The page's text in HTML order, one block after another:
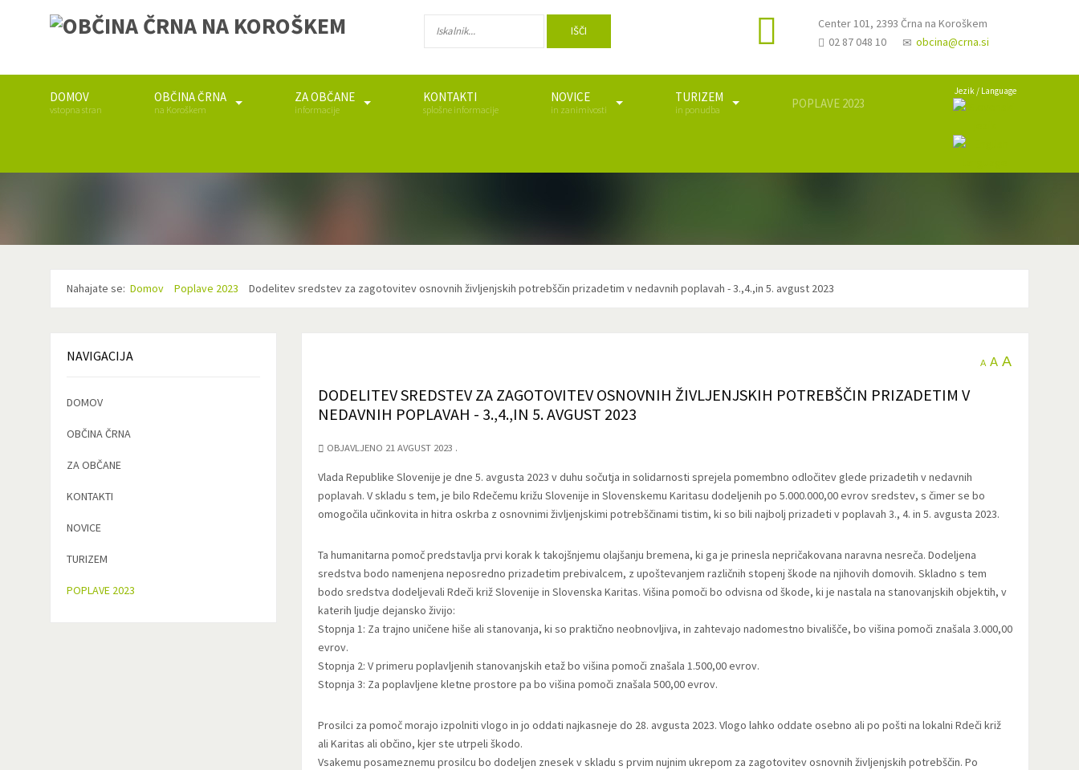
IŠČI
Center 101, 2393 Črna na Koroškem
02 87 048 10
obcina@crna.si
DOMOV
vstopna stran
OBČINA ČRNA
na Koroškem
ZA OBČANE
informacije
KONTAKTI
splošne informacije
NOVICE
in zanimivosti
TURIZEM
in ponudba POPLAVE 2023
Jezik / Language
Nahajate se: Domov Poplave 2023 Dodelitev sredstev za zagotovitev osnovnih življenjskih potrebščin prizadetim v nedavnih poplavah - 3.,4.,in 5. avgust 2023
A A A
DODELITEV SREDSTEV ZA ZAGOTOVITEV OSNOVNIH ŽIVLJENJSKIH POTREBŠČIN PRIZADETIM V
NEDAVNIH POPLAVAH - 3.,4.,IN 5. AVGUST 2023
OBJAVLJENO 21 AVGUST 2023
Vlada Republike Slovenije je dne 5. avgusta 2023 v duhu sočutja in solidarnosti sprejela pomembno odločitev glede prizadetih v nedavnih
poplavah. V skladu s tem, je bilo Rdečemu križu Slovenije in Slovenskemu Karitasu dodeljenih po 5.000.000,00 evrov sredstev, s čimer se bo
omogočila učinkovita in hitra oskrba z osnovnimi življenjskimi potrebščinami tistim, ki so bili najbolj prizadeti v poplavah 3., 4. in 5. avgusta 2023.
Ta humanitarna pomoč predstavlja prvi korak k takojšnjemu olajšanju bremena, ki ga je prinesla nepričakovana naravna nesreča. Dodeljena
sredstva bodo namenjena neposredno prizadetim prebivalcem, z upoštevanjem različnih stopenj škode na njihovih domovih. Skladno s tem
bodo sredstva dodeljevali Rdeči križ Slovenije in Slovenska Karitas. Višina pomoči bo odvisna od škode, ki je nastala na stanovanjskih objektih, v
katerih ljudje dejansko živijo:
Stopnja 1: Za trajno uničene hiše ali stanovanja, ki so praktično neobnovljiva, in zahtevajo nadomestno bivališče, bo višina pomoči znašala 3.000,00
evrov.
Stopnja 2: V primeru poplavljenih stanovanjskih etaž bo višina pomoči znašala 1.500,00 evrov.
Stopnja 3: Za poplavljene kletne prostore pa bo višina pomoči znašala 500,00 evrov.
Prosilci za pomoč morajo izpolniti vlogo in jo oddati najkasneje do 28. avgusta 2023. Vlogo lahko oddate osebno ali po pošti na lokalni Rdeči križ
ali Karitas ali občino, kjer ste utrpeli škodo.
Vsakemu posameznemu prosilcu bo dodeljen znesek v skladu s prvim nujnim ukrepom za zagotovitev osnovnih življenjskih potrebščin. Po
NAVIGACIJA
DOMOV
OBČINA ČRNA
ZA OBČANE
KONTAKTI
NOVICE
TURIZEM
POPLAVE 2023